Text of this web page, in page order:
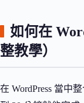
如何在
整教學）
在 WordPress 當中